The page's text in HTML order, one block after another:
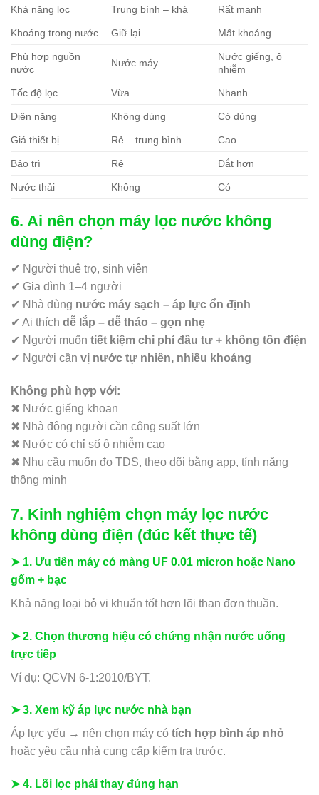
Khả năng lọc Trung bình – khá Rất mạnh
Khoáng trong nước Giữ lại Mất khoáng
Phù hợp nguồn
nước
Nước máy
Nước giếng, ô
nhiễm
Tốc độ lọc Vừa Nhanh
Điện năng Không dùng Có dùng
Giá thiết bị Rẻ – trung bình Cao
Bảo trì Rẻ Đắt hơn
Nước thải Không Có
6. Ai nên chọn máy lọc nước không
dùng điện?
✔ Người thuê trọ, sinh viên
✔ Gia đình 1–4 người
✔ Nhà dùng nước máy sạch – áp lực ổn định
✔ Ai thích dễ lắp – dễ tháo – gọn nhẹ
✔ Người muốn tiết kiệm chi phí đầu tư + không tốn điện
✔ Người cần vị nước tự nhiên, nhiều khoáng
Không phù hợp với:
✖ Nước giếng khoan
✖ Nhà đông người cần công suất lớn
✖ Nước có chỉ số ô nhiễm cao
✖ Nhu cầu muốn đo TDS, theo dõi bằng app, tính năng
thông minh
7. Kinh nghiệm chọn máy lọc nước
không dùng điện (đúc kết thực tế)
➤ 1. Ưu tiên máy có màng UF 0.01 micron hoặc Nano
gốm + bạc
Khả năng loại bỏ vi khuẩn tốt hơn lõi than đơn thuần.
➤ 2. Chọn thương hiệu có chứng nhận nước uống
trực tiếp
Ví dụ: QCVN 6-1:2010/BYT.
➤ 3. Xem kỹ áp lực nước nhà bạn
Áp lực yếu → nên chọn máy có tích hợp bình áp nhỏ
hoặc yêu cầu nhà cung cấp kiểm tra trước.
➤ 4. Lõi lọc phải thay đúng hạn